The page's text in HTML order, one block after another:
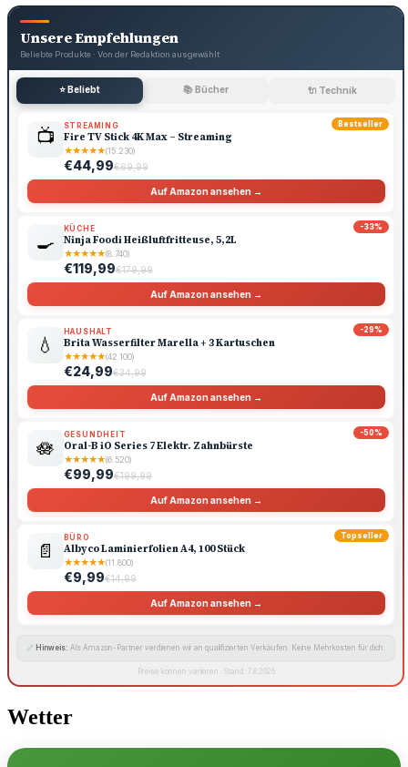
Unsere Empfehlungen
Beliebte Produkte · Von der Redaktion ausgewählt
⭐ Beliebt 📚 Bücher 🔌 Technik
Bestseller
📺 STREAMING
Fire TV Stick 4K Max – Streaming
★★★★★(15.230)
€44,99€69,99
Auf Amazon ansehen →
-33%
🍳
KÜCHE
Ninja Foodi Heißluftfritteuse, 5,2L
★★★★★(8.740)
€119,99€179,99
Auf Amazon ansehen →
-29%
💧
HAUSHALT
Brita Wasserfilter Marella + 3 Kartuschen
★★★★★(42.100)
€24,99€34,99
Auf Amazon ansehen →
-50%
🪷
GESUNDHEIT
Oral-B iO Series 7 Elektr. Zahnbürste
★★★★★(6.520)
€99,99€199,99
Auf Amazon ansehen →
Topseller
📄
BÜRO
Albyco Laminierfolien A4, 100 Stück
★★★★★(11.800)
€9,99€14,99
Auf Amazon ansehen →
🔗 Hinweis: Als Amazon-Partner verdienen wir an qualifizierten Verkäufen. Keine Mehrkosten für dich.
Preise können variieren · Stand: 7.8.2026
Wetter